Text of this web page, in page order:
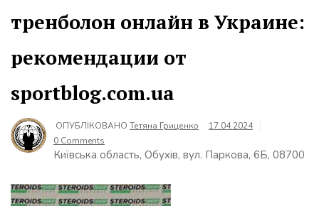
тренболон онлайн в Украине:
рекомендации от
sportblog.com.ua
ОПУБЛІКОВАНО Тетяна Гриценко
17.04.2024
0 Comments
Київська область, Обухів, вул. Паркова, 6Б, 08700